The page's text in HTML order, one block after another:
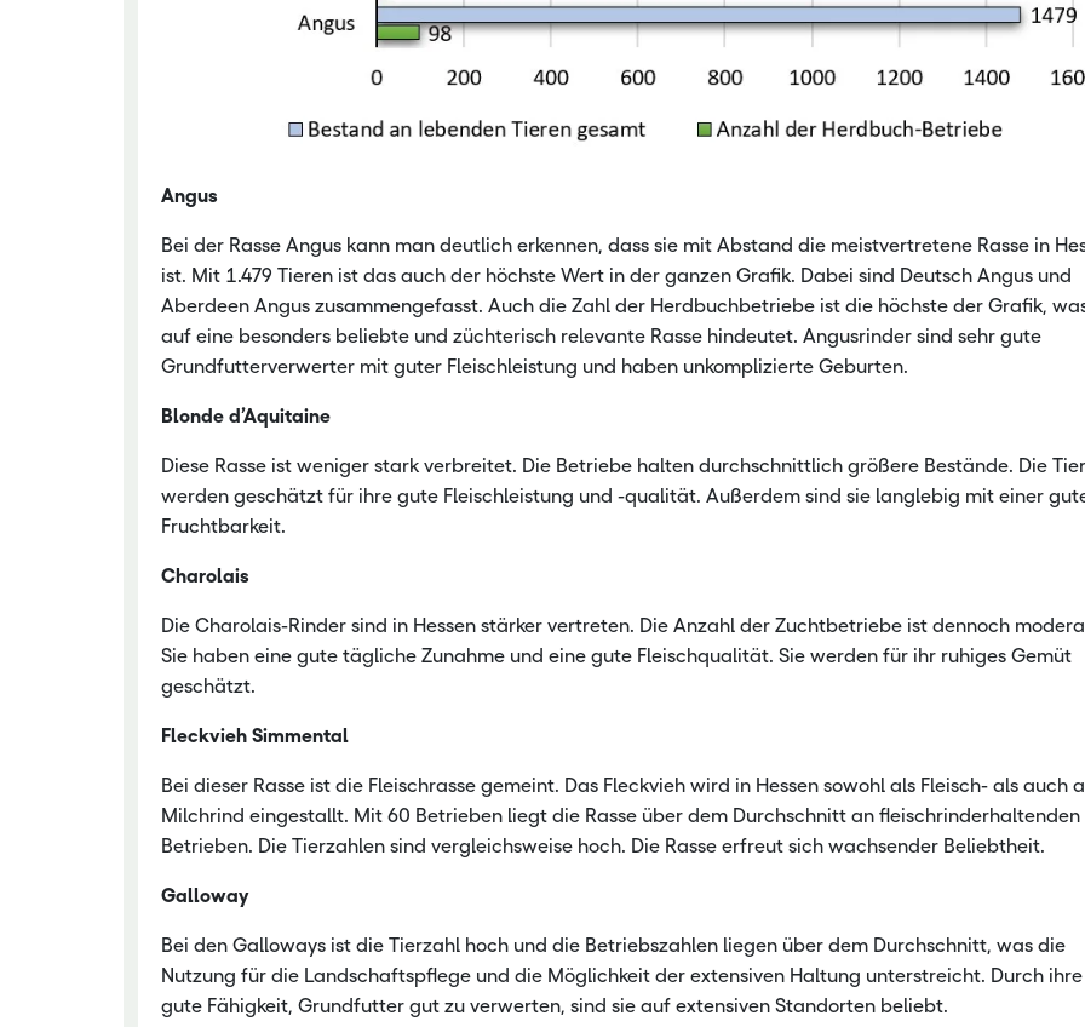
Angus
Bei der Rasse Angus kann man deutlich erkennen, dass sie mit Abstand die meistvertretene Rasse in
ist. Mit 1.479 Tieren ist das auch der höchste Wert in der ganzen Grafik. Dabei sind Deutsch Angus und
Aberdeen Angus zusammengefasst. Auch die Zahl der Herdbuchbetriebe ist die höchste der Grafik,
auf eine besonders beliebte und züchterisch relevante Rasse hindeutet. Angusrinder sind sehr gute
Grundfutterverwerter mit guter Fleischleistung und haben unkomplizierte Geburten.
Blonde d’Aquitaine
Diese Rasse ist weniger stark verbreitet. Die Betriebe halten durchschnittlich größere Bestände. Die
werden geschätzt für ihre gute Fleischleistung und -qualität. Außerdem sind sie langlebig mit einer
Fruchtbarkeit.
Charolais
Die Charolais-Rinder sind in Hessen stärker vertreten. Die Anzahl der Zuchtbetriebe ist dennoch
Sie haben eine gute tägliche Zunahme und eine gute Fleischqualität. Sie werden für ihr ruhiges Gemüt
geschätzt.
Fleckvieh Simmental
Bei dieser Rasse ist die Fleischrasse gemeint. Das Fleckvieh wird in Hessen sowohl als Fleisch- als auch
Milchrind eingestallt. Mit 60 Betrieben liegt die Rasse über dem Durchschnitt an fleischrinderhaltenden
Betrieben. Die Tierzahlen sind vergleichsweise hoch. Die Rasse erfreut sich wachsender Beliebtheit.
Galloway
Bei den Galloways ist die Tierzahl hoch und die Betriebszahlen liegen über dem Durchschnitt, was die
Nutzung für die Landschaftspflege und die Möglichkeit der extensiven Haltung unterstreicht. Durch ihre
gute Fähigkeit, Grundfutter gut zu verwerten, sind sie auf extensiven Standorten beliebt.